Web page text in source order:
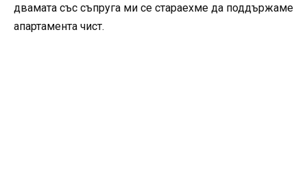
двамата със съпруга ми се стараехме да поддържаме
апартамента чист.